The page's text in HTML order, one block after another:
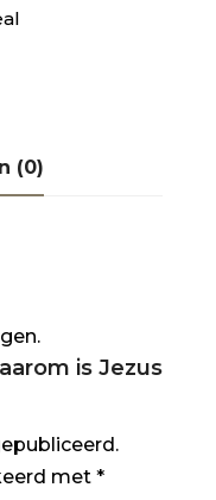
(0)
is Jezus
met *